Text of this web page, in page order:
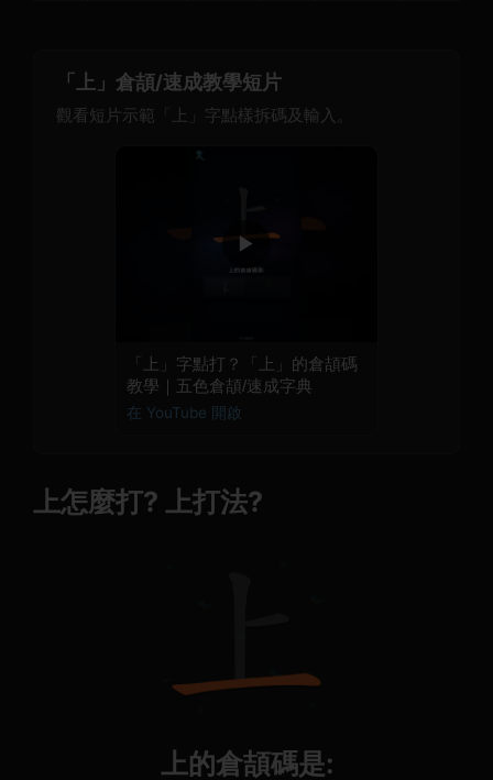
「上」倉頡/速成教學短片
觀看短片示範「上」字點樣拆碼及輸入。
▶
「上」字點打？「上」的倉頡碼
教學｜五色倉頡/速成字典
在 YouTube 開啟
上怎麼打? 上打法?
上的倉頡碼是: